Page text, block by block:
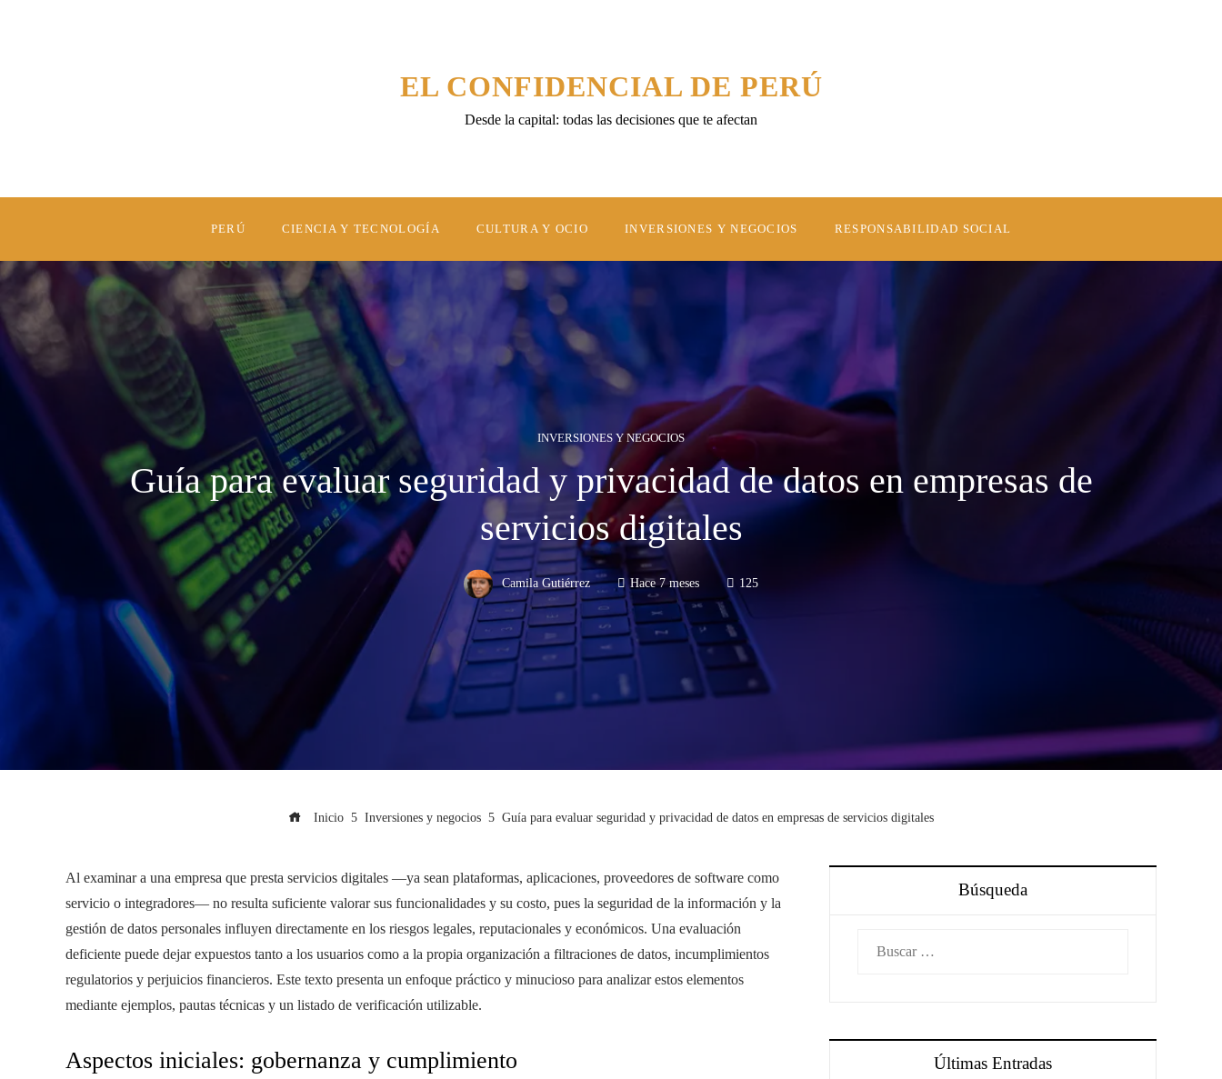
EL CONFIDENCIAL DE PERÚ
Desde la capital: todas las decisiones que te afectan
PERÚ CIENCIA Y TECNOLOGÍA CULTURA Y OCIO INVERSIONES Y NEGOCIOS RESPONSABILIDAD SOCIAL
INVERSIONES Y NEGOCIOS
Guía para evaluar seguridad y privacidad de datos en empresas de
servicios digitales
Camila Gutiérrez Hace 7 meses 125
Inicio Inversiones y negocios Guía para evaluar seguridad y privacidad de datos en empresas de servicios digitales
Al examinar a una empresa que presta servicios digitales —ya sean plataformas, aplicaciones, proveedores de software como
servicio o integradores— no resulta suficiente valorar sus funcionalidades y su costo, pues la seguridad de la información y la
gestión de datos personales influyen directamente en los riesgos legales, reputacionales y económicos. Una evaluación
deficiente puede dejar expuestos tanto a los usuarios como a la propia organización a filtraciones de datos, incumplimientos
regulatorios y perjuicios financieros. Este texto presenta un enfoque práctico y minucioso para analizar estos elementos
mediante ejemplos, pautas técnicas y un listado de verificación utilizable.
Aspectos iniciales: gobernanza y cumplimiento
Búsqueda
Últimas Entradas